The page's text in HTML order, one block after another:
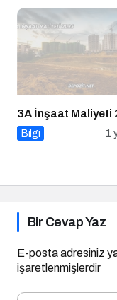
3A İnşaat Maliyeti
Bilgi 1
Bir Cevap Yaz
E-posta adresiniz
işaretlenmişlerdir